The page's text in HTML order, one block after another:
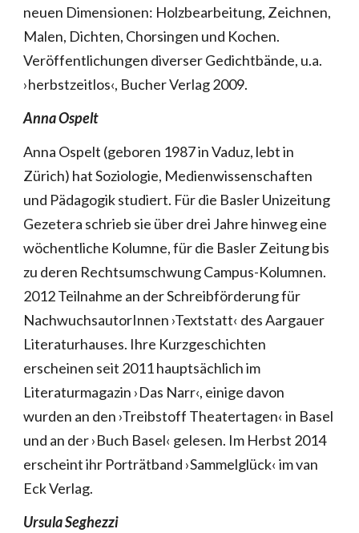
neuen Dimensionen: Holzbearbeitung, Zeichnen,
Malen, Dichten, Chorsingen und Kochen.
Veröffentlichungen diverser Gedichtbände, u.a.
›herbstzeitlos‹, Bucher Verlag 2009.
Anna Ospelt
Anna Ospelt (geboren 1987 in Vaduz, lebt in
Zürich) hat Soziologie, Medienwissenschaften
und Pädagogik studiert. Für die Basler Unizeitung
Gezetera schrieb sie über drei Jahre hinweg eine
wöchentliche Kolumne, für die Basler Zeitung bis
zu deren Rechtsumschwung Campus-Kolumnen.
2012 Teilnahme an der Schreibförderung für
NachwuchsautorInnen ›Textstatt‹ des Aargauer
Literaturhauses. Ihre Kurzgeschichten
erscheinen seit 2011 hauptsächlich im
Literaturmagazin ›Das Narr‹, einige davon
wurden an den ›Treibstoff Theatertagen‹ in Basel
und an der ›Buch Basel‹ gelesen. Im Herbst 2014
erscheint ihr Porträtband ›Sammelglück‹ im van
Eck Verlag.
Ursula Seghezzi